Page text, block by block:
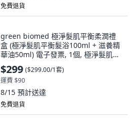
免費退貨
green biomed 極淨髮肌平衡柔潤禮
盒 (極淨髮肌平衡髮浴100ml + 滋養精
華油50ml) 電子發票, 1個, 極淨髮肌平
衡-柔潤禮盒202812到期
$299 ($299.00/1套)
運費 $90
8/15 預計送達
免費退貨